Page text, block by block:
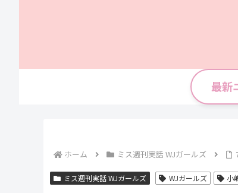
最新
ホーム ミス週刊実話 WJガールズ
ミス週刊実話 WJガールズ WJガールズ 小